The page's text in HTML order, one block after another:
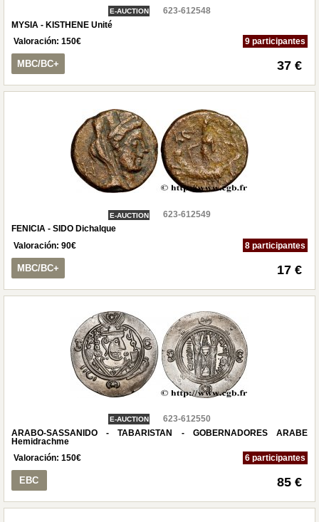
E-AUCTION
623-612548
MYSIA - KISTHENE Unité
Valoración: 150€ 9 participantes
MBC/BC+ 37 €
E-AUCTION
623-612549
FENICIA - SIDO Dichalque
Valoración: 90€ 8 participantes
MBC/BC+ 17 €
E-AUCTION
623-612550
ARABO-SASSANIDO - TABARISTAN - GOBERNADORES ARABE
Hemidrachme
Valoración: 150€ 6 participantes
EBC 85 €